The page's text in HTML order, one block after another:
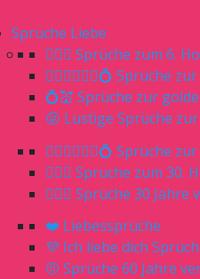
Sprüche Liebe
👰🏼‍♀️ Sprüche zum 6.
👰🏼‍♀️🤵🏼‍♂️💍 Sprüche
💍💒 Sprüche zur
😝 Lustige Sprüche
👰🏼‍♀️🤵🏼‍♂️💍 Sprüche
👰🏼‍♀️ Sprüche zum 30.
🤷🏼‍♀️ Sprüche 30
❤️ Liebessprüche
💜 Ich liebe dich
🤨 Sprüche 60 Jahre